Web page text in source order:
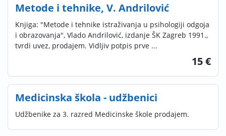
Metode i tehnike, V. Andrilović
Knjiga: "Metode i tehnike istraživanja u psihologiji odgoja
i obrazovanja", Vlado Andrilović, izdanje ŠK Zagreb 1991.,
tvrdi uvez, prodajem. Vidljiv potpis prve ...
15 €
Medicinska škola - udžbenici
Udžbenike za 3. razred Medicinske škole prodajem.